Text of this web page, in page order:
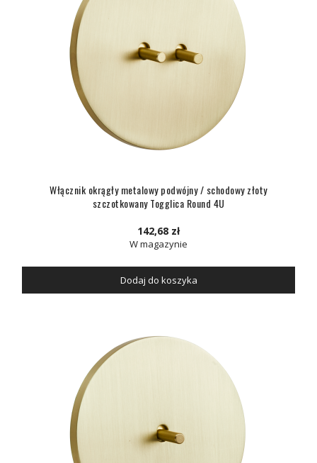
Włącznik okrągły metalowy podwójny / schodowy złoty
szczotkowany Togglica Round 4U
142,68 zł
W magazynie
Dodaj do koszyka